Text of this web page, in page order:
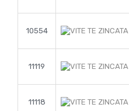
10554
11119
11118